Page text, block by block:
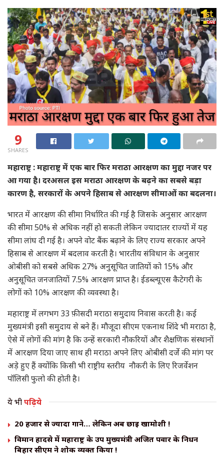
9
SHARES
महाराष्ट्र : महाराष्ट्र में एक बार फिर मराठा आरक्षण का मुद्दा नजर पर
आ गया है। दरअसल इस मराठा आरक्षण के बढ़ने का सबसे बड़ा
कारण है, सरकारों के अपने हिसाब से आरक्षण सीमाओं का बदलना।
भारत में आरक्षण की सीमा निर्धारित की गई है जिसके अनुसार आरक्षण
की सीमा 50% से अधिक नहीं हो सकती लेकिन ज्यादातर राज्यों में यह
सीमा लांघ दी गई है। अपने वोट बैंक बढ़ाने के लिए राज्य सरकार अपने
हिसाब से आरक्षण में बदलाव करती है। भारतीय संविधान के अनुसार
ओबीसी को सबसे अधिक 27% अनुसूचित जातियों को 15% और
अनुसूचित जनजातियों 7.5% आरक्षण प्राप्त है। ईडब्ल्यूएस कैटेगरी के
लोगों को 10% आरक्षण की व्यवस्था है।
महाराष्ट्र में लगभग 33 फ़ीसदी मराठा समुदाय निवास करती है। कई
मुख्यमंत्री इसी समुदाय से बने हैं। मौजूदा सीएम एकनाथ शिंदे भी मराठा है,
ऐसे में लोगों की मांग है कि उन्हें सरकारी नौकरियों और शैक्षणिक संस्थानों
में आरक्षण दिया जाए साथ ही मराठा अपने लिए ओबीसी दर्जे की मांग पर
अड़े हुए हैं क्योंकि किसी भी राष्ट्रीय स्तरीय नौकरी के लिए रिजर्वेशन
पॉलिसी फुलो की होती है।
ये भीपढ़िये
20 हजार से ज्यादा गाने… लेकिन अब छाई खामोशी !
विमान हादसे में महाराष्ट्र के उप मुख्यमंत्री अजित पवार के निधन
बिहार सीएम ने शोक व्यक्त किया !